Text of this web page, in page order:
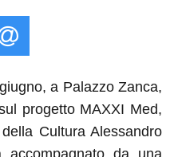
a Palazzo Zanca,
progetto MAXXI Med,
Cultura Alessandro